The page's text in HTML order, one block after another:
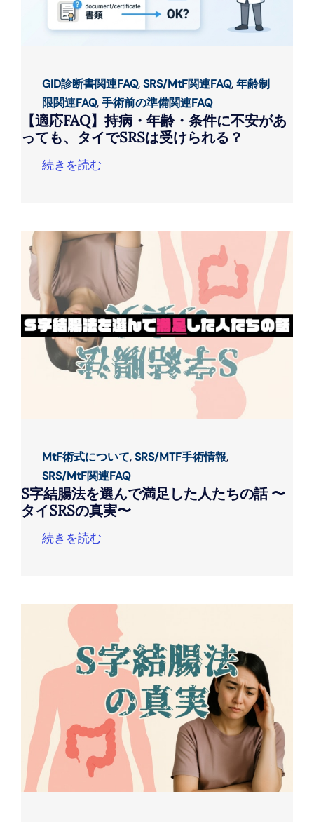
GID診断書関連FAQ,SRS/MtF関連FAQ,年齢制
限関連FAQ,手術前の準備関連FAQ
【適応FAQ】持病・年齢・条件に不安があ
っても、タイでSRSは受けられる？
続きを読む
MtF術式について,SRS/MTF手術情報,
SRS/MtF関連FAQ
S字結腸法を選んで満足した人たちの話 〜
タイSRSの真実〜
続きを読む